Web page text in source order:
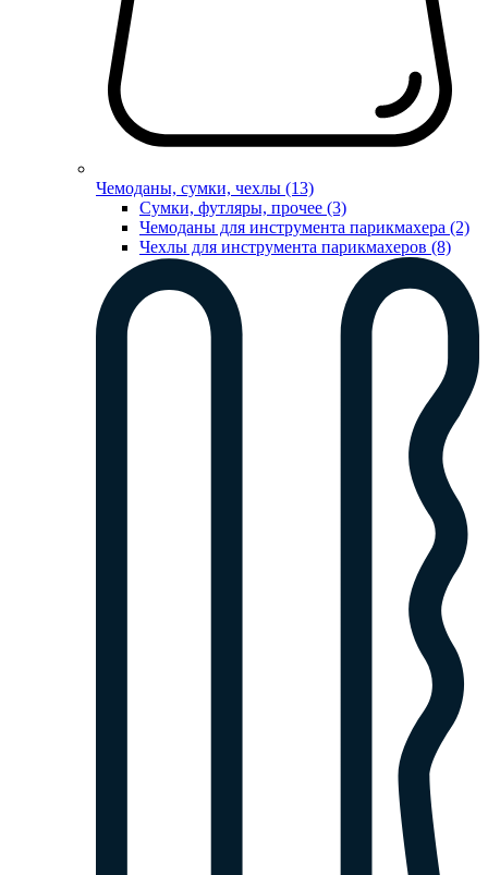
Чемоданы, сумки, чехлы (13)
Сумки, футляры, прочее (3)
Чемоданы для инструмента парикмахера (2)
Чехлы для инструмента парикмахеров (8)